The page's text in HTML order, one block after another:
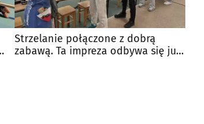
Strzelanie połączone z dobrą
zabawą. Ta impreza odbywa się już